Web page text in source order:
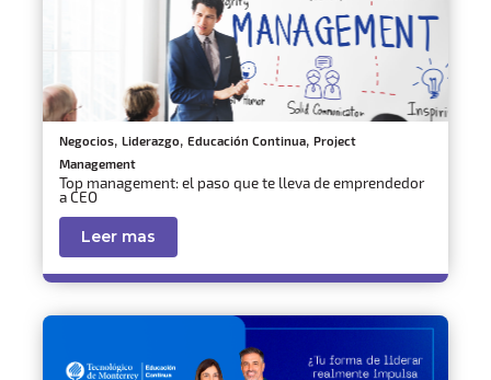
Negocios, Liderazgo, Educación Continua, Project
Management
Top management: el paso que te lleva de emprendedor
a CEO
Leer mas